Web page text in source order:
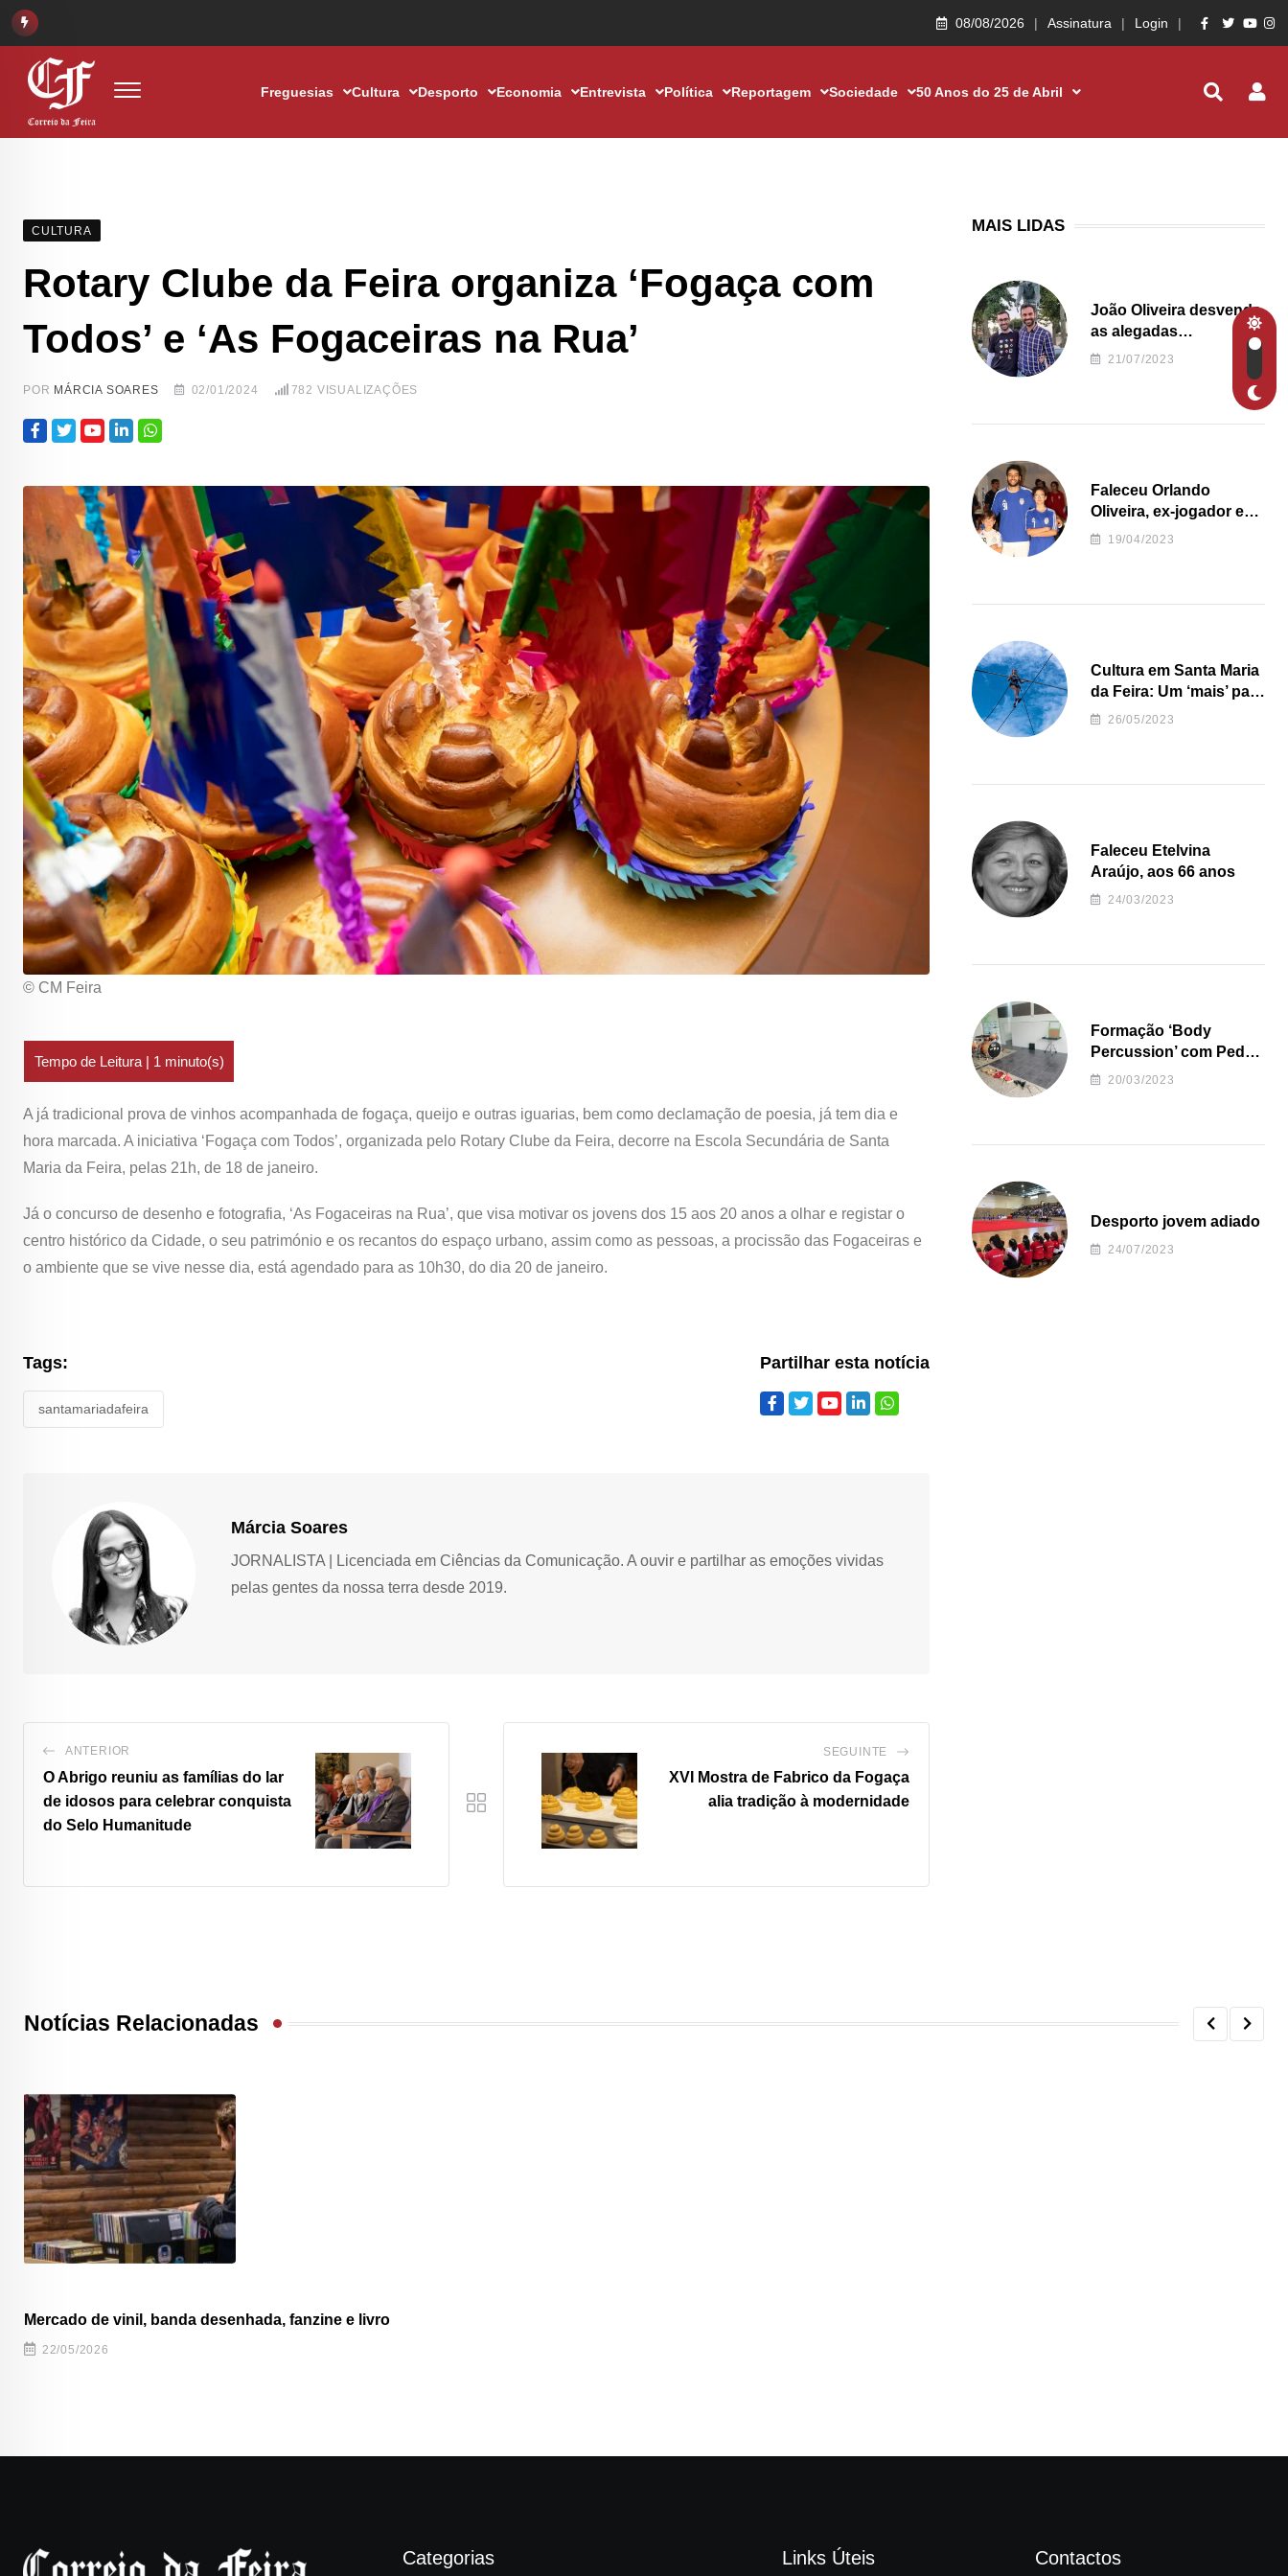
08/08/2026 Assinatura Login
Freguesias Cultura Desporto Economia Entrevista Política Reportagem Sociedade 50 Anos do 25 de Abril
CULTURA
Rotary Clube da Feira organiza ‘Fogaça com
Todos’ e ‘As Fogaceiras na Rua’
POR MÁRCIA SOARES 02/01/2024 782 VISUALIZAÇÕES
© CM Feira
A já tradicional prova de vinhos acompanhada de fogaça, queijo e outras iguarias, bem como declamação de poesia, já tem dia e
hora marcada. A iniciativa ‘Fogaça com Todos’, organizada pelo Rotary Clube da Feira, decorre na Escola Secundária de Santa
Maria da Feira, pelas 21h, de 18 de janeiro.
Já o concurso de desenho e fotografia, ‘As Fogaceiras na Rua’, que visa motivar os jovens dos 15 aos 20 anos a olhar e registar o
centro histórico da Cidade, o seu património e os recantos do espaço urbano, assim como as pessoas, a procissão das Fogaceiras e
o ambiente que se vive nesse dia, está agendado para as 10h30, do dia 20 de janeiro.
Tags:
santamariadafeira
Partilhar esta notícia
Márcia Soares
JORNALISTA | Licenciada em Ciências da Comunicação. A ouvir e partilhar as emoções vividas
pelas gentes da nossa terra desde 2019.
ANTERIOR
O Abrigo reuniu as famílias do lar
de idosos para celebrar conquista
do Selo Humanitude
SEGUINTE
XVI Mostra de Fabrico da Fogaça
alia tradição à modernidade
MAIS LIDAS
João Oliveira desvenda
as alegadas
irregularidades da
Junta de Freguesia S.
21/07/2023
Faleceu Orlando
Oliveira, ex-jogador e
treinador da formação
19/04/2023
Cultura em Santa Maria
da Feira: Um ‘mais’ para
o Concelho
26/05/2023
Faleceu Etelvina
Araújo, aos 66 anos
24/03/2023
Formação ‘Body
Percussion’ com Pedro
Almeida
20/03/2023
Desporto jovem adiado
24/07/2023
Notícias Relacionadas
Mercado de vinil, banda desenhada, fanzine e livro
22/05/2026
Categorias Links Úteis Contactos